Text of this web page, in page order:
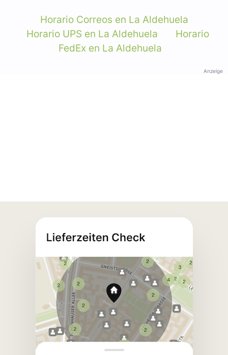
Horario Correos en La Aldehuela
Horario UPS en La Aldehuela
Horario
FedEx en La Aldehuela
Anzeige